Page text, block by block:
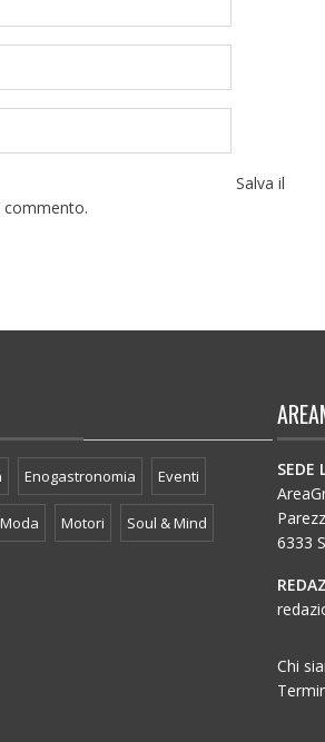
Salva il
commento.
Enogastronomia Eventi
Moda Motori Soul & Mind
SEDE
6333
Chi